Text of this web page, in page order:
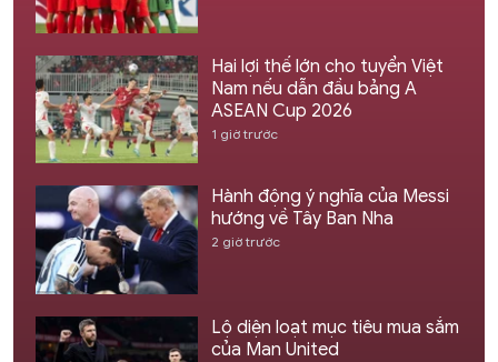
Hai lợi thế lớn cho tuyển Việt
Nam nếu dẫn đầu bảng A
ASEAN Cup 2026
1 giờ trước
Hành động ý nghĩa của Messi
hướng về Tây Ban Nha
2 giờ trước
Lộ diện loạt mục tiêu mua sắm
của Man United